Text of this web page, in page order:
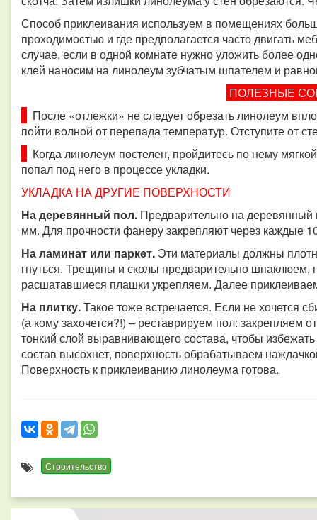
Способ приклеивания используем в помещениях
проходимостью и где предполагается часто двигать
случае, если в одной комнате нужно уложить более
клей наносим на линолеум зубчатым шпателем и
ПОЛЕЗНЫЕ
После «отлежки» не следует обрезать линолеум
пойти волной от перепада температур. Отступите от
Когда линолеум постелен, пройдитесь по нему
попал под него в процессе укладки.
УКЛАДКА НА ДРУГИЕ ПОВЕРХНОСТИ
На деревянный пол. Предварительно на
мм. Для прочности фанеру закрепляют через каждые
На ламинат или паркет. Эти материалы должны
гнуться. Трещины и сколы предварительно шпаклюем,
расшатавшиеся плашки укрепляем. Далее
На плитку.Такое тоже встречается. Если не хочется
(а кому захочется?!) – реставрируем пол: закрепляем
тонкий слой выравнивающего состава, чтобы
состав высохнет, поверхность обрабатываем
Поверхность к приклеиванию линолеума готова.
Строительство